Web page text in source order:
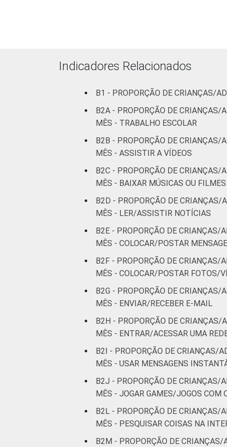
Indicadores Relacionados
B1 - PROPORÇÃO DE CRIANÇAS/
B2A - PROPORÇÃO DE CRIANÇAS/
MÊS - TRABALHO ESCOLAR
B2B - PROPORÇÃO DE CRIANÇAS/
MÊS - ASSISTIR A VÍDEOS
B2C - PROPORÇÃO DE CRIANÇAS/
MÊS - BAIXAR MÚSICAS OU FILMES
B2D - PROPORÇÃO DE CRIANÇAS/
MÊS - LER/ASSISTIR NOTÍCIAS
B2E - PROPORÇÃO DE CRIANÇAS/
MÊS - COLOCAR/POSTAR
B2F - PROPORÇÃO DE CRIANÇAS/
MÊS - COLOCAR/POSTAR FOTOS/
B2G - PROPORÇÃO DE CRIANÇAS/
MÊS - ENVIAR/RECEBER E-MAIL
B2H - PROPORÇÃO DE CRIANÇAS/
MÊS - ENTRAR/ACESSAR UMA
B2I - PROPORÇÃO DE CRIANÇAS/
MÊS - USAR MENSAGENS
B2J - PROPORÇÃO DE CRIANÇAS/
MÊS - JOGAR GAMES/JOGOS COM
B2L - PROPORÇÃO DE CRIANÇAS/
MÊS - PESQUISAR COISAS NA
B2M - PROPORÇÃO DE